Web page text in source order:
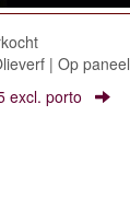
| Op paneel
excl. porto